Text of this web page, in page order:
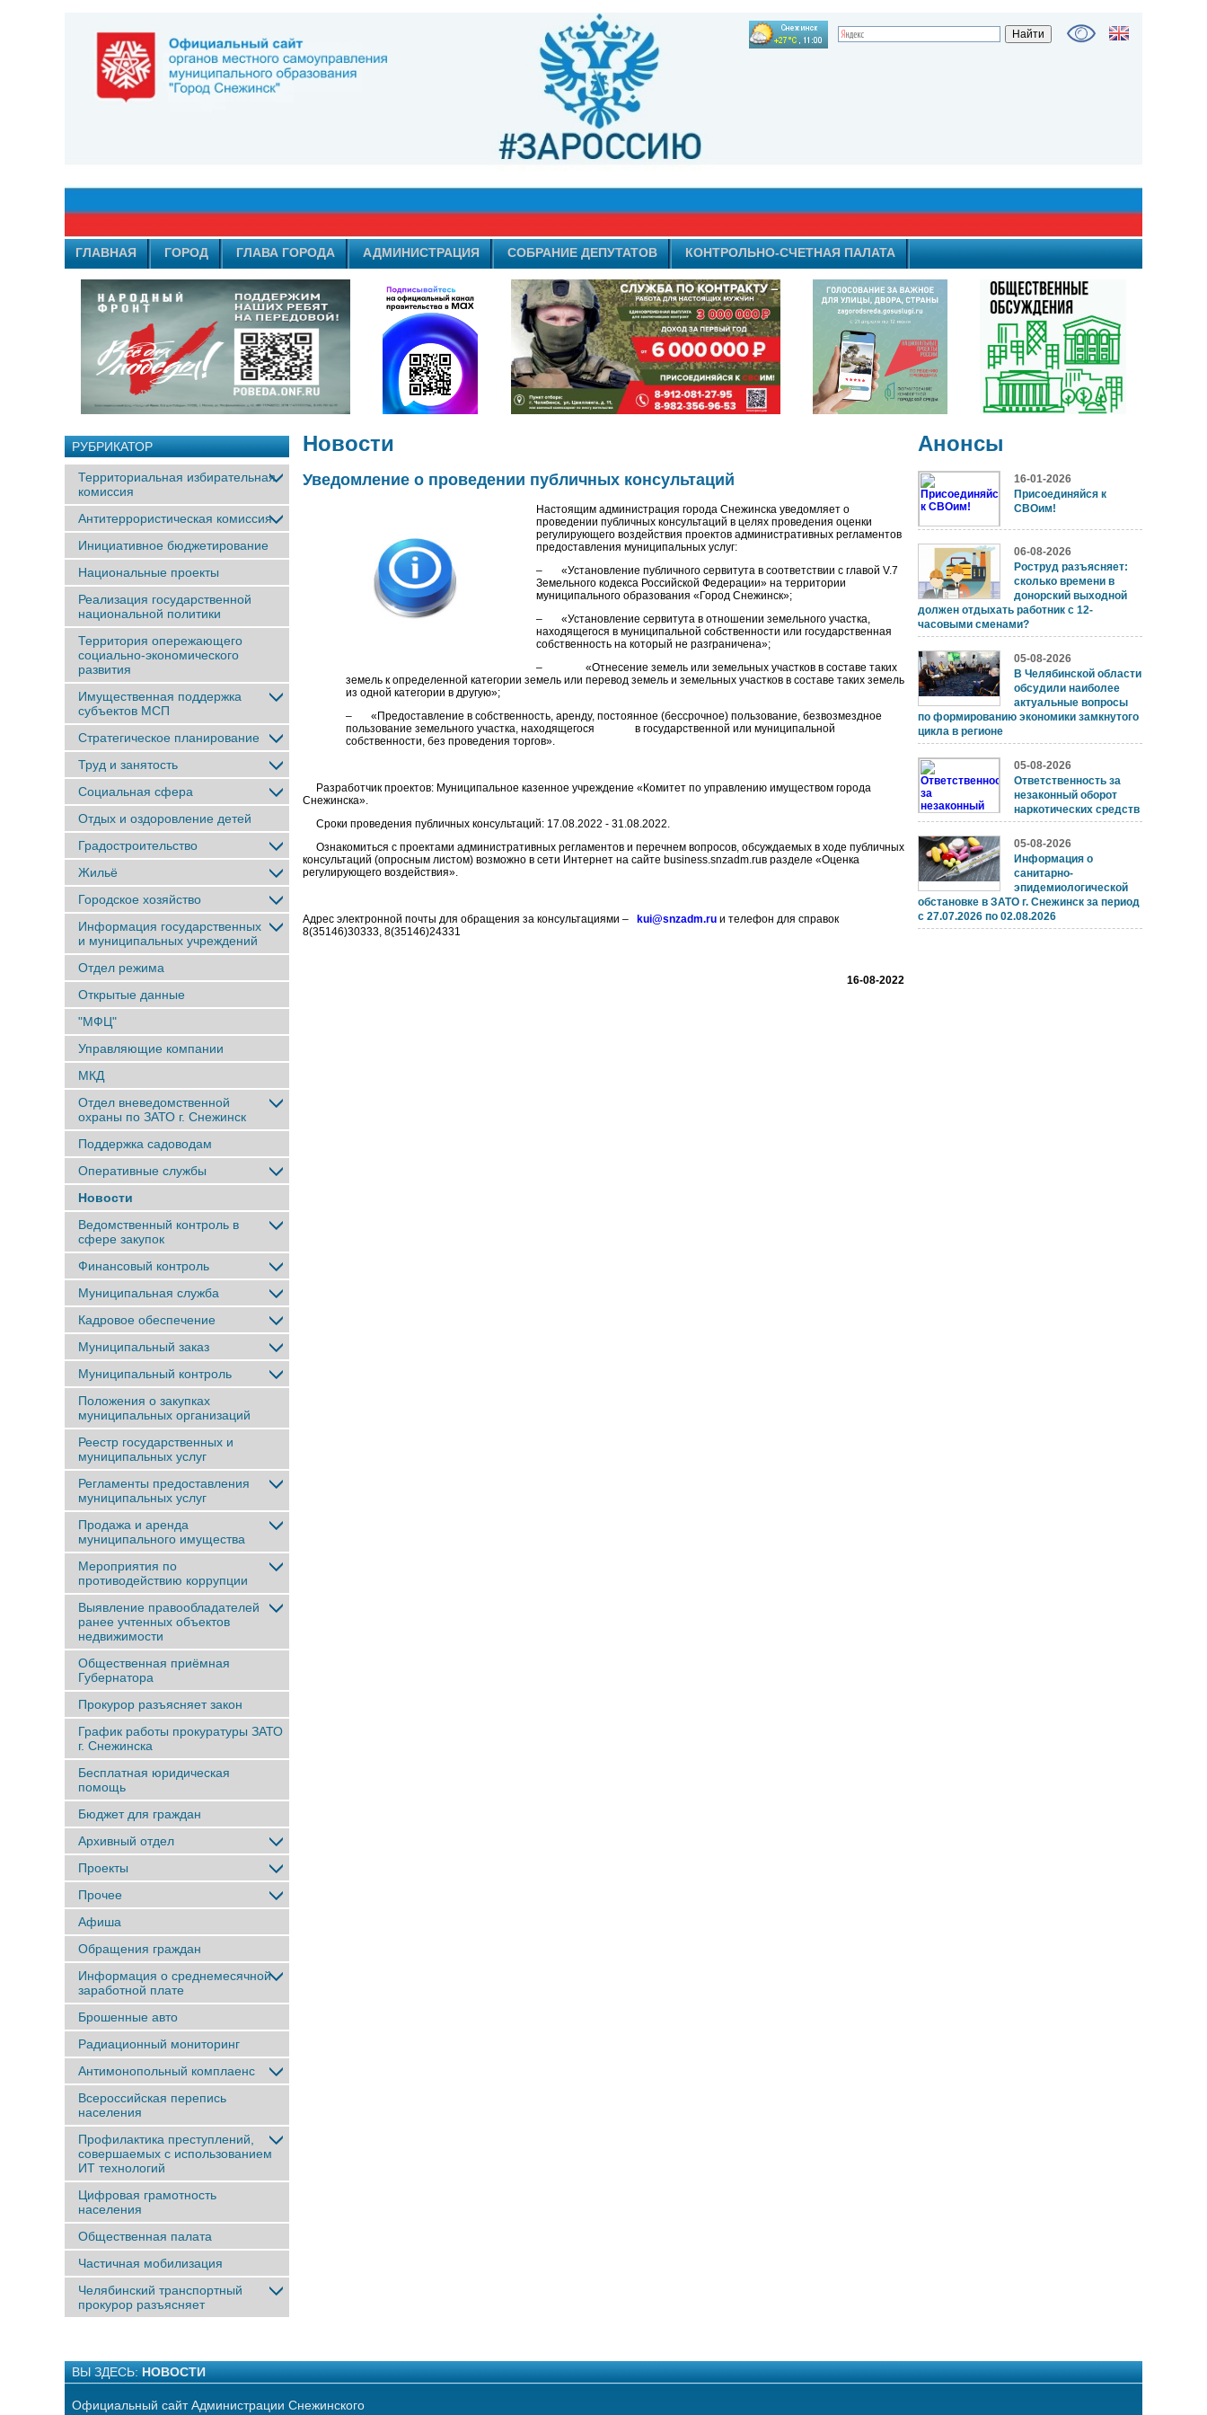
ГЛАВНАЯ ГОРОД ГЛАВА ГОРОДА АДМИНИСТРАЦИЯ СОБРАНИЕ ДЕПУТАТОВ КОНТРОЛЬНО-СЧЕТНАЯ ПАЛАТА
РУБРИКАТОР
Территориальная избирательная
комиссия
Антитеррористическая комиссия
Инициативное бюджетирование
Национальные проекты
Реализация государственной
национальной политики
Территория опережающего
социально-экономического
развития
Имущественная поддержка
субъектов МСП
Стратегическое планирование
Труд и занятость
Социальная сфера
Отдых и оздоровление детей
Градостроительство
Жильё
Городское хозяйство
Информация государственных
и муниципальных учреждений
Отдел режима
Открытые данные
"МФЦ"
Управляющие компании
МКД
Отдел вневедомственной
охраны по ЗАТО г. Снежинск
Поддержка садоводам
Оперативные службы
Новости
Ведомственный контроль в
сфере закупок
Финансовый контроль
Муниципальная служба
Кадровое обеспечение
Муниципальный заказ
Муниципальный контроль
Положения о закупках
муниципальных организаций
Реестр государственных и
муниципальных услуг
Регламенты предоставления
муниципальных услуг
Продажа и аренда
муниципального имущества
Мероприятия по
противодействию коррупции
Выявление правообладателей
ранее учтенныx объектов
недвижимости
Общественная приёмная
Губернатора
Прокурор разъясняет закон
График работы прокуратуры ЗАТО
г. Снежинска
Бесплатная юридическая
помощь
Бюджет для граждан
Архивный отдел
Проекты
Прочее
Афиша
Обращения граждан
Информация о среднемесячной
заработной плате
Брошенные авто
Радиационный мониторинг
Антимонопольный комплаенс
Всероссийская перепись
населения
Профилактика преступлений,
совершаемых с использованием
ИТ технологий
Цифровая грамотность
населения
Общественная палата
Частичная мобилизация
Челябинский транспортный
прокурор разъясняет
Новости
Уведомление о проведении публичных консультаций
Настоящим администрация города Снежинска уведомляет о
проведении публичных консультаций в целях проведения оценки
регулирующего воздействия проектов административных регламентов
предоставления муниципальных услуг:
– «Установление публичного сервитута в соответствии с главой V.7
Земельного кодекса Российской Федерации» на территории
муниципального образования «Город Снежинск»;
– «Установление сервитута в отношении земельного участка,
находящегося в муниципальной собственности или государственная
собственность на который не разграничена»;
– «Отнесение земель или земельных участков в составе таких
земель к определенной категории земель или перевод земель и земельных участков в составе таких земель
из одной категории в другую»;
– «Предоставление в собственность, аренду, постоянное (бессрочное) пользование, безвозмездное
пользование земельного участка, находящегося в государственной или муниципальной
собственности, без проведения торгов».
Разработчик проектов: Муниципальное казенное учреждение «Комитет по управлению имуществом города
Снежинска».
Сроки проведения публичных консультаций: 17.08.2022 - 31.08.2022.
Ознакомиться с проектами административных регламентов и перечнем вопросов, обсуждаемых в ходе публичных
консультаций (опросным листом) возможно в сети Интернет на сайте business.snzadm.ruв разделе «Оценка
регулирующего воздействия».
Адрес электронной почты для обращения за консультациями – kui@snzadm.ru и телефон для справок
8(35146)30333, 8(35146)24331
16-08-2022
Анонсы
16-01-2026
Присоединяйся к
СВОим!
06-08-2026
Роструд разъясняет:
сколько времени в
донорский выходной
должен отдыхать работник с 12-
часовыми сменами?
05-08-2026
В Челябинской области
обсудили наиболее
актуальные вопросы
по формированию экономики замкнутого
цикла в регионе
05-08-2026
Ответственность за
незаконный оборот
наркотических средств
05-08-2026
Информация о
санитарно-
эпидемиологической
обстановке в ЗАТО г. Снежинск за период
с 27.07.2026 по 02.08.2026
ВЫ ЗДЕСЬ: НОВОСТИ
Официальный сайт Администрации Снежинского